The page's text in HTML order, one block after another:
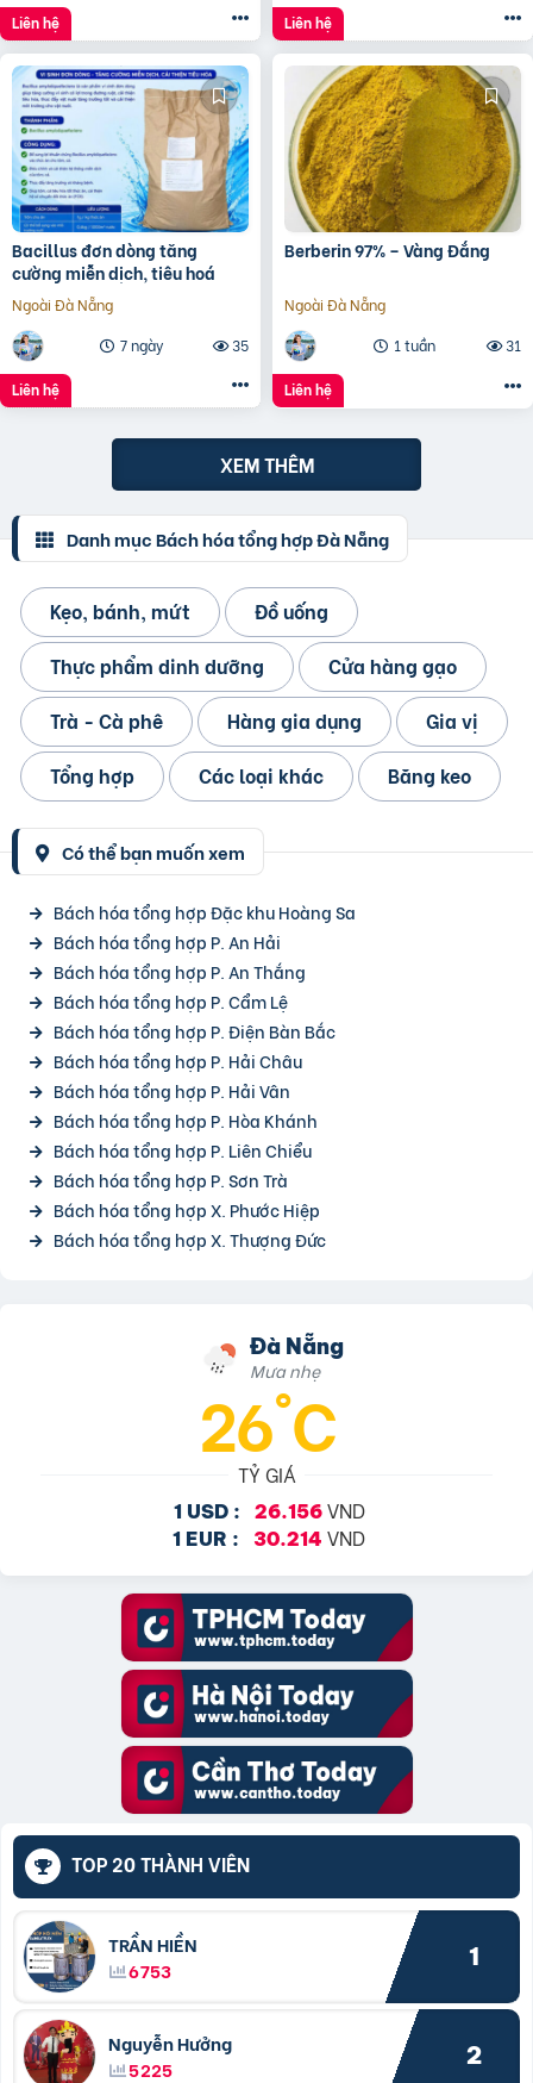
Liên hệ Liên hệ
Bacillus đơn dòng tăng
cường miễn dịch, tiêu hoá
Ngoài Đà Nẵng
7 ngày
35
Liên hệ
Berberin 97% – Vàng Đắng
Ngoài Đà Nẵng
1 tuần
31
Liên hệ
XEM THÊM
Danh mục Bách hóa tổng hợp Đà Nẵng
Kẹo, bánh, mứt
Đồ uống
Thực phẩm dinh dưỡng
Cửa hàng gạo
Trà - Cà phê
Hàng gia dụng
Gia vị
Tổng hợp
Các loại khác Băng keo
Có thể bạn muốn xem
Bách hóa tổng hợp Đặc khu Hoàng Sa
Bách hóa tổng hợp P. An Hải
Bách hóa tổng hợp P. An Thắng
Bách hóa tổng hợp P. Cẩm Lệ
Bách hóa tổng hợp P. Điện Bàn Bắc
Bách hóa tổng hợp P. Hải Châu
Bách hóa tổng hợp P. Hải Vân
Bách hóa tổng hợp P. Hòa Khánh
Bách hóa tổng hợp P. Liên Chiểu
Bách hóa tổng hợp P. Sơn Trà
Bách hóa tổng hợp X. Phước Hiệp
Bách hóa tổng hợp X. Thượng Đức
Đà Nẵng
Mưa nhẹ
26°C
TỶ GIÁ
1 USD : 26.156VND
1 EUR : 30.214 VND
TOP 20 THÀNH VIÊN
TRẦN HIỀN
6753
1
Nguyễn Hưởng
5225
2